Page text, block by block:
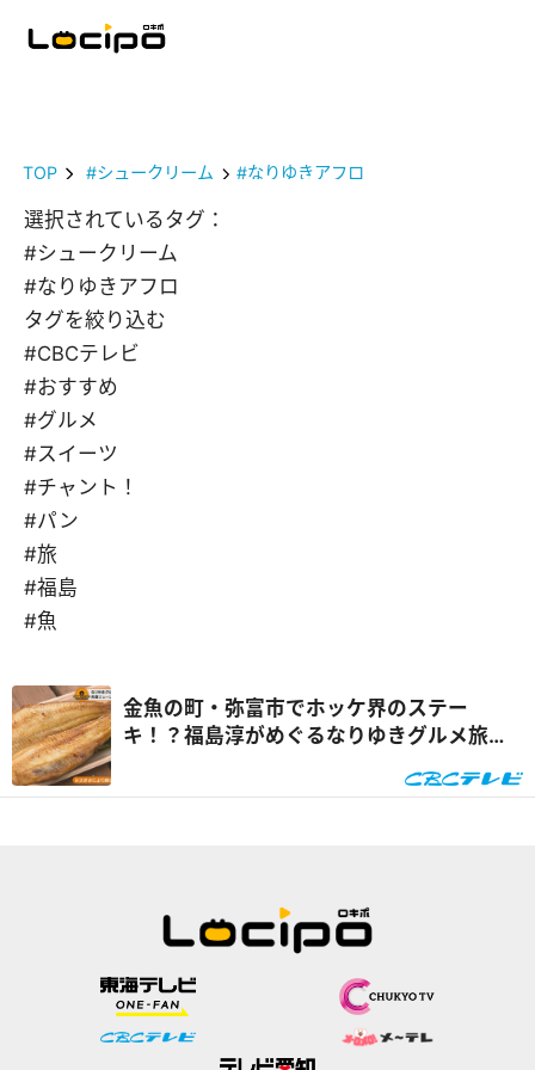
TOP #シュークリーム #なりゆきアフロ
選択されているタグ：
#シュークリーム
#なりゆきアフロ
タグを絞り込む
#CBCテレビ
#おすすめ
#グルメ
#スイーツ
#チャント！
#パン
#旅
#福島
#魚
金魚の町・弥富市でホッケ界のステー
キ！？福島淳がめぐるなりゆきグルメ旅